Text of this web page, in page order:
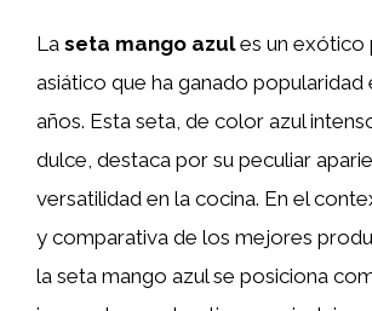
La seta mango azules un exótico
asiático que ha ganado popularidad
años. Esta seta, de color azul
dulce, destaca por su peculiar
versatilidad en la cocina. En el
y comparativa de los mejores
la seta mango azul se posiciona